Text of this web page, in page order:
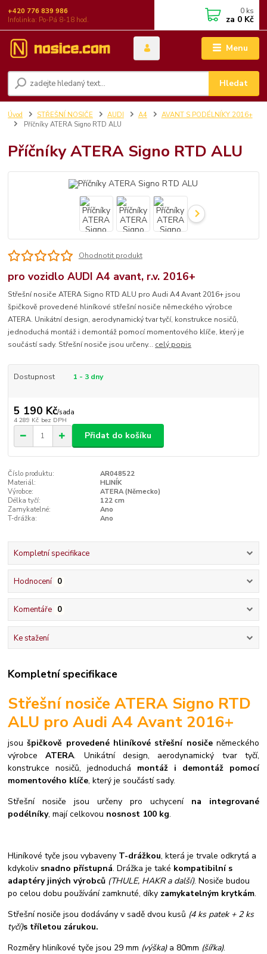
Menu
Hledat
+420 776 839 986
Infolinka: Po-Pá 8-18 hod.
0 ks
za 0 Kč
Úvod STŘEŠNÍ NOSIČE AUDI A4
AVANT S PODÉLNÍKY 2016+
Příčníky ATERA Signo RTD ALU
Příčníky ATERA Signo RTD ALU
Ohodnotit produkt
pro vozidlo AUDI A4 avant, r.v. 2016+
Střešní nosiče ATERA Signo RTD ALU pro Audi A4 Avant 2016+ jsou
špičkově provedené hliníkové střešní nosiče německého výrobce
ATERA. Unikátní design, aerodynamický tvar tyčí, konstrukce nosičů,
jednoduchá montáž i demontáž pomocí momentového klíče, který je
součástí sady. Střešní nosiče jsou určeny... celý popis
Dostupnost 1 - 3 dny
5 190 Kč/sada
4 289 Kč bez DPH
Přidat do košíku
Číslo produktu:
AR048522
Materiál:
HLINÍK
Výrobce:
ATERA (Německo)
Délka tyčí:
122 cm
Zamykatelné:
Ano
T-drážka:
Ano
Kompletní specifikace
Hodnocení 0
Komentáře 0
Ke stažení
Kompletní specifikace
Střešní nosiče ATERA Signo RTD
ALU pro Audi A4 Avant 2016+
jsoušpičkově provedené hliníkové střešní nosičeněmeckého
výrobceATERA. Unikátní design, aerodynamický tvar tyčí,
konstrukce nosičů, jednoduchá montáž i demontáž pomocí
momentového klíče, který je součástí sady.
Střešní nosiče jsou určeny pro uchycení na integrované
podélníky, mají celkovou nosnost 100 kg.
Hliníkové tyče jsou vybaveny T-drážkou, která je trvale odkrytá a
kdykoliv snadno přístupná. Drážka je také kompatibilní s
adaptéry jiných výrobců (THULE, HAKR a další). Nosiče budou
po celou dobu používání zamknuté, díky zamykatelným krytkám.
Střešní nosiče jsou dodávány v sadě dvou kusů (4 ks patek + 2 ks
tyčí)s tříletou zárukou.
Rozměry hliníkové tyče jsou 29 mm (výška)a 80mm (šířka).